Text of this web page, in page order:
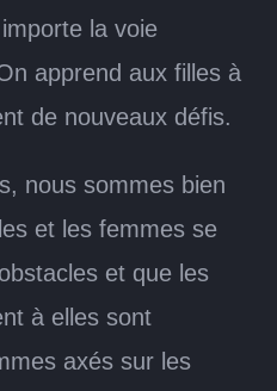
la voie
apprend aux filles à
de nouveaux défis.
nous sommes bien
et les femmes se
et que les
à elles sont
axés sur les